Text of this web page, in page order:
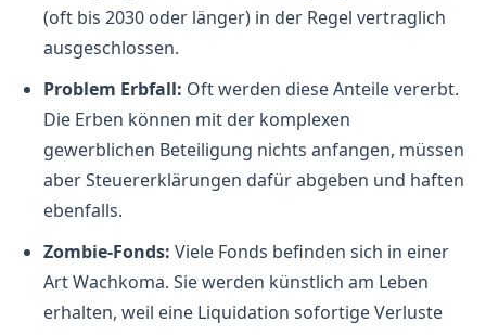
(oft bis 2030 oder länger) in der Regel vertraglich
ausgeschlossen.
Problem Erbfall: Oft werden diese Anteile vererbt.
Die Erben können mit der komplexen
gewerblichen Beteiligung nichts anfangen, müssen
aber Steuererklärungen dafür abgeben und haften
ebenfalls.
Zombie-Fonds: Viele Fonds befinden sich in einer
Art Wachkoma. Sie werden künstlich am Leben
erhalten, weil eine Liquidation sofortige Verluste